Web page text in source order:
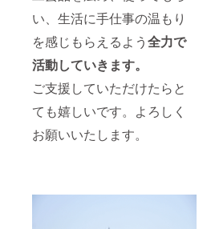
い、生活に手仕事の温もり
を感じもらえるよう全力で
活動していきます。
ご支援していただけたらと
ても嬉しいです。よろしく
お願いいたします。